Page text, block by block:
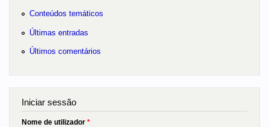
Conteúdos temáticos
Últimas entradas
Últimos comentários
Iniciar sessão
Nome de utilizador *